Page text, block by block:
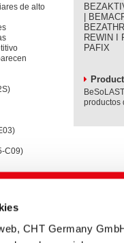
CHT Germany
de alto
C09)
|
REWIN I
PAFIX
productos
y energía
al
de